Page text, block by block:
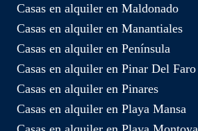
Casas en alquiler en Maldonado
Casas en alquiler en Manantiales
Casas en alquiler en Península
Casas en alquiler en Pinar Del Faro
Casas en alquiler en Pinares
Casas en alquiler en Playa Mansa